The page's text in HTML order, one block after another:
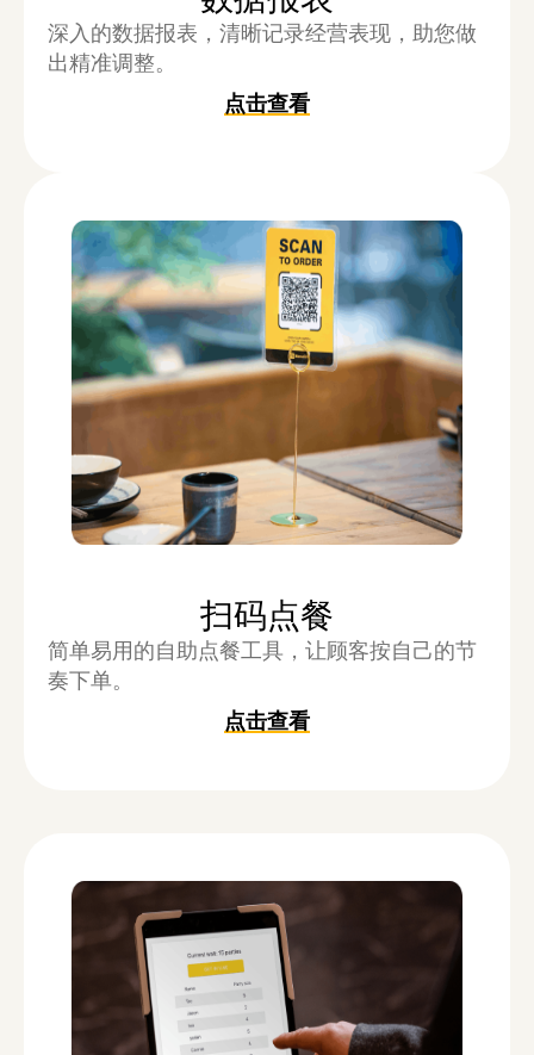
深入的数据报表，清晰记录经营表现，助您做
出精准调整。
点击查看
扫码点餐
简单易用的自助点餐工具，让顾客按自己的节
奏下单。
点击查看